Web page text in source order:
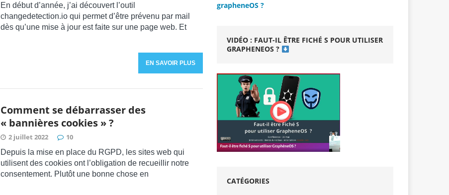
En début d’année, j’ai découvert l’outil
changedetection.io qui permet d’être prévenu par mail
dès qu’une mise à jour est faite sur une page web. Et
EN SAVOIR PLUS
Comment se débarrasser des
« bannières cookies » ?
2 juillet 2022 10
Depuis la mise en place du RGPD, les sites web qui
utilisent des cookies ont l’obligation de recueillir notre
consentement. Plutôt une bonne chose en
grapheneOS ?
VIDÉO : FAUT-IL ÊTRE FICHÉ S POUR UTILISER
GRAPHENEOS ?
CATÉGORIES